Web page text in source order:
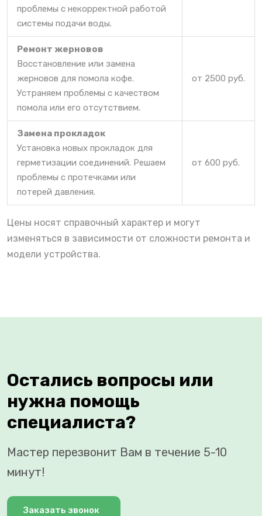
проблемы с некорректной работой
системы подачи воды.
Ремонт жерновов
Восстановление или замена
жерновов для помола кофе.
Устраняем проблемы с качеством
помола или его отсутствием.
от 2500 руб.
Замена прокладок
Установка новых прокладок для
герметизации соединений. Решаем
проблемы с протечками или
потерей давления.
от 600 руб.
Цены носят справочный характер и могут
изменяться в зависимости от сложности ремонта и
модели устройства.
Остались вопросы или
нужна помощь
специалиста?
Мастер перезвонит Вам в течение 5-10
минут!
Заказать звонок